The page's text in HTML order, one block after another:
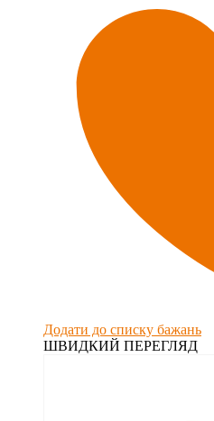
Додати до списку бажань
ШВИДКИЙ ПЕРЕГЛЯД